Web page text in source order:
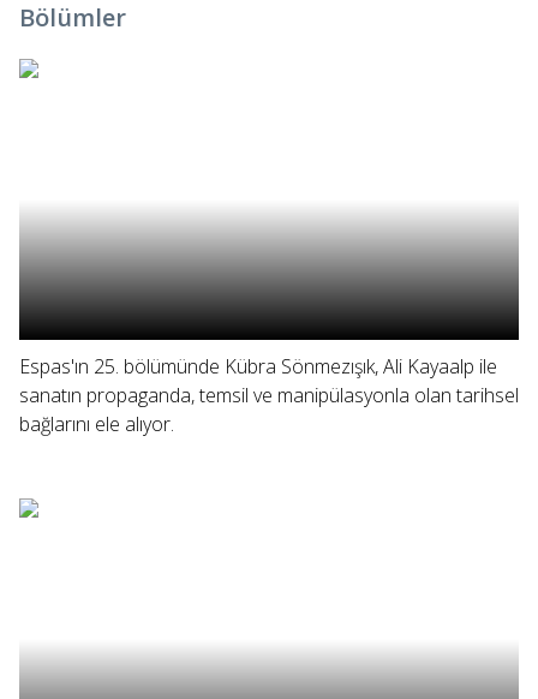
Bölümler
Espas'ın 25. bölümünde Kübra Sönmezışık, Ali Kayaalp ile
sanatın propaganda, temsil ve manipülasyonla olan tarihsel
bağlarını ele alıyor.